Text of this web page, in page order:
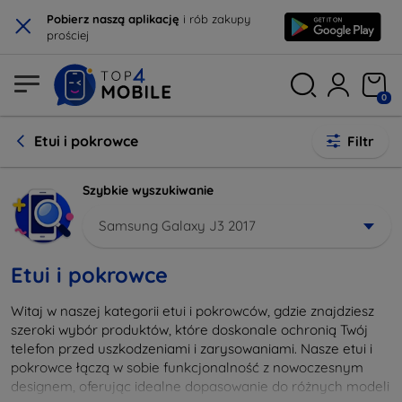
× Pobierz naszą aplikację i rób zakupy
prościej
0
Etui i pokrowce Filtr
Szybkie wyszukiwanie
Samsung Galaxy J3 2017
Etui i pokrowce
Witaj w naszej kategorii etui i pokrowców, gdzie znajdziesz
szeroki wybór produktów, które doskonale ochronią Twój
telefon przed uszkodzeniami i zarysowaniami. Nasze etui i
pokrowce łączą w sobie funkcjonalność z nowoczesnym
designem, oferując idealne dopasowanie do różnych modeli